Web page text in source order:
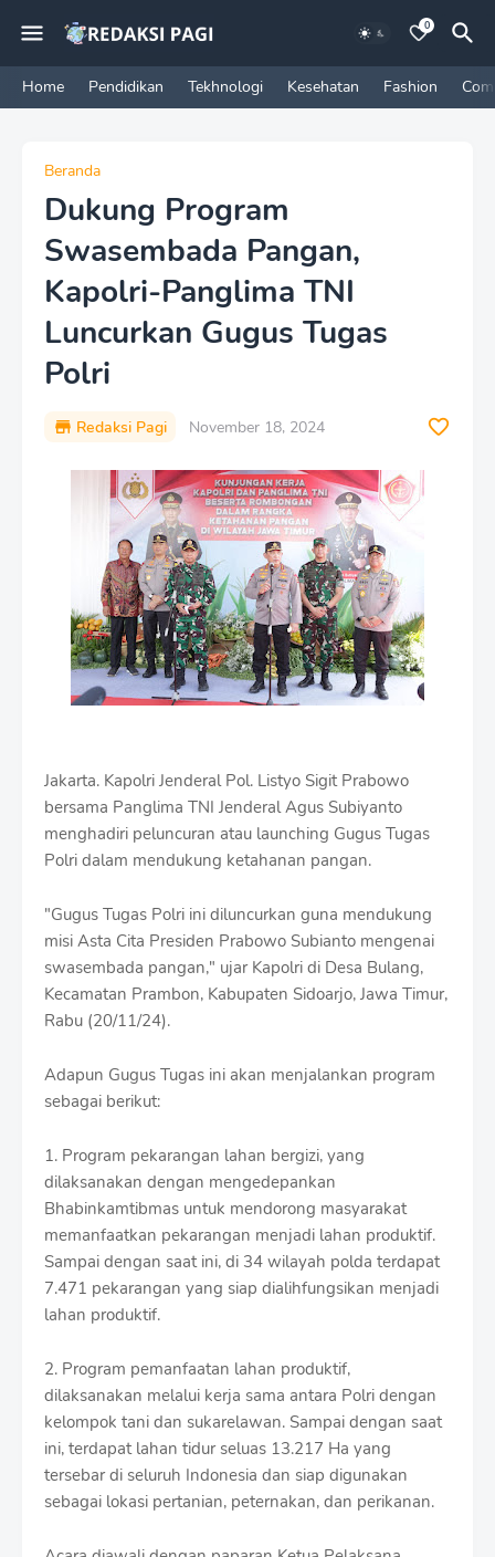
0
Home Pendidikan Tekhnologi Kesehatan Fashion
Beranda
Dukung Program
Swasembada Pangan,
Kapolri-Panglima TNI
Luncurkan Gugus Tugas
Polri
Redaksi Pagi November 18, 2024
Jakarta. Kapolri Jenderal Pol. Listyo Sigit Prabowo
bersama Panglima TNI Jenderal Agus Subiyanto
menghadiri peluncuran atau launching Gugus Tugas
Polri dalam mendukung ketahanan pangan.
"Gugus Tugas Polri ini diluncurkan guna mendukung
misi Asta Cita Presiden Prabowo Subianto mengenai
swasembada pangan," ujar Kapolri di Desa Bulang,
Kecamatan Prambon, Kabupaten Sidoarjo, Jawa Timur,
Rabu (20/11/24).
Adapun Gugus Tugas ini akan menjalankan program
sebagai berikut:
1. Program pekarangan lahan bergizi, yang
dilaksanakan dengan mengedepankan
Bhabinkamtibmas untuk mendorong masyarakat
memanfaatkan pekarangan menjadi lahan produktif.
Sampai dengan saat ini, di 34 wilayah polda terdapat
7.471 pekarangan yang siap dialihfungsikan menjadi
lahan produktif.
2. Program pemanfaatan lahan produktif,
dilaksanakan melalui kerja sama antara Polri dengan
kelompok tani dan sukarelawan. Sampai dengan saat
ini, terdapat lahan tidur seluas 13.217 Ha yang
tersebar di seluruh Indonesia dan siap digunakan
sebagai lokasi pertanian, peternakan, dan perikanan.
D
e
s
i
g
W
i
h
S
h
f
f
e
m
p
l
a
t
e
s